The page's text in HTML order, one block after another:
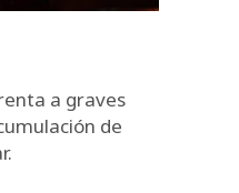
a graves
de